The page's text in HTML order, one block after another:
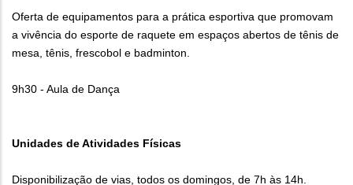
Oferta de equipamentos para a prática esportiva que promovam
a vivência do esporte de raquete em espaços abertos de tênis de
mesa, tênis, frescobol e badminton.
9h30 - Aula de Dança
Unidades de Atividades Físicas
Disponibilização de vias, todos os domingos, de 7h às 14h.